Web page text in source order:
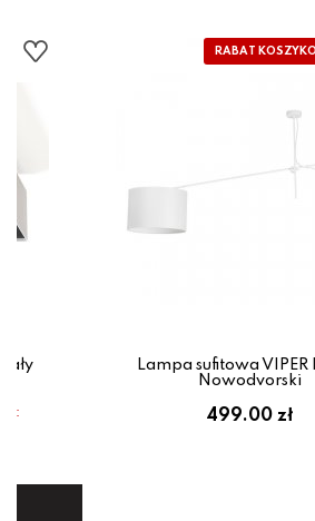
Lampa sufitowa VIPER
Nowodvorski
499.00 zł